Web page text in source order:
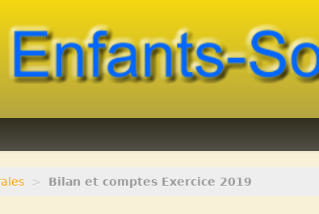
> Bilan et comptes Exercice 2019